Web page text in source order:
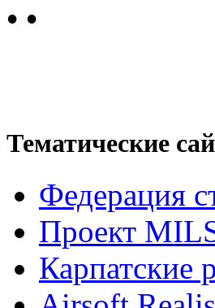
• •
Тематические
Федерация
Проект
Карпатские